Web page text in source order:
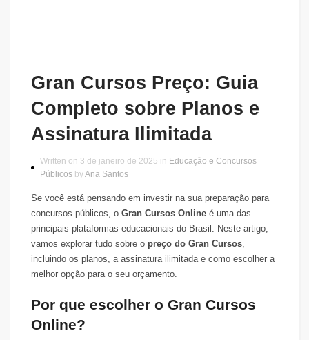
Gran Cursos Preço: Guia
Completo sobre Planos e
Assinatura Ilimitada
Written on 3 de janeiro de 2025 in Educação e Concursos
Públicos byAna Santos
Se você está pensando em investir na sua preparação para
concursos públicos, o Gran Cursos Online é uma das
principais plataformas educacionais do Brasil. Neste artigo,
vamos explorar tudo sobre o preço do Gran Cursos
incluindo os planos, a assinatura ilimitada e como escolher a
melhor opção para o seu orçamento.
Por que escolher o Gran Cursos
Online?